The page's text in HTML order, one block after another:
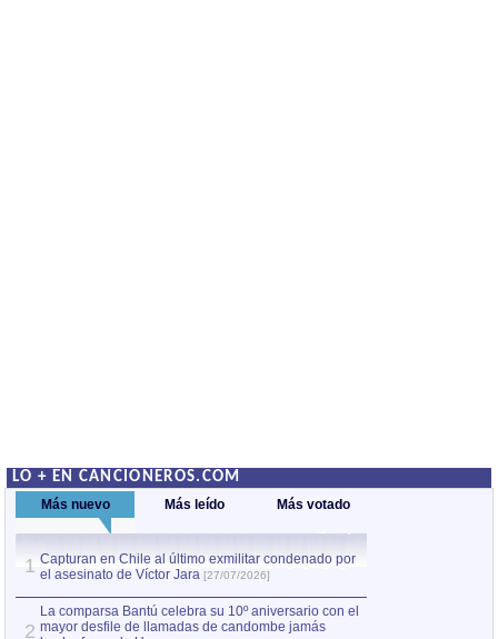
LO + EN CANCIONEROS.COM
Más nuevo Más leído Más votado
1 Capturan en Chile al último exmilitar condenado por
el asesinato de Víctor Jara [27/07/2026]
2
La comparsa Bantú celebra su 10º aniversario con el
mayor desfile de llamadas de candombe jamás